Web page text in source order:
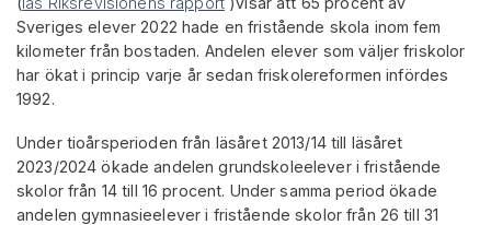
Sveriges elever 2022 hade en fristående skola inom fem
kilometer från bostaden. Andelen elever som väljer friskolor
har ökat i princip varje år sedan friskolereformen infördes
1992.
Under tioårsperioden från läsåret 2013/14 till läsåret
2023/2024 ökade andelen grundskoleelever i fristående
skolor från 14 till 16 procent. Under samma period ökade
andelen gymnasieelever i fristående skolor från 26 till 31